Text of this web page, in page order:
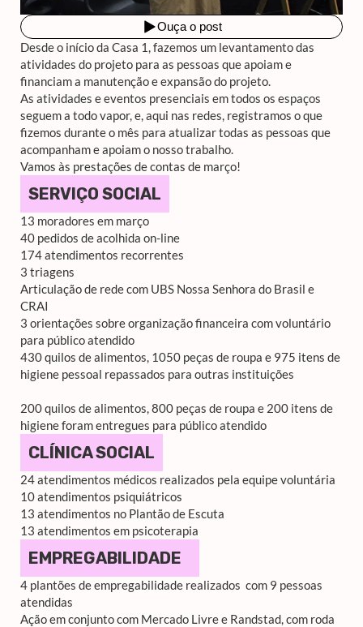
Desde o início da Casa 1, fazemos um levantamento das
atividades do projeto para as pessoas que apoiam e
financiam a manutenção e expansão do projeto.
As atividades e eventos presenciais em todos os espaços
seguem a todo vapor, e, aqui nas redes, registramos o que
fizemos durante o mês para atualizar todas as pessoas que
acompanham e apoiam o nosso trabalho.
Vamos às prestações de contas de março!
SERVIÇO SOCIAL
13 moradores em março
40 pedidos de acolhida on-line
174 atendimentos recorrentes
3 triagens
Articulação de rede com UBS Nossa Senhora do Brasil e
CRAI
3 orientações sobre organização financeira com voluntário
para público atendido
430 quilos de alimentos, 1050 peças de roupa e 975 itens de
higiene pessoal repassados para outras instituições
200 quilos de alimentos, 800 peças de roupa e 200 itens de
higiene foram entregues para público atendido
CLÍNICA SOCIAL
24 atendimentos médicos realizados pela equipe voluntária
10 atendimentos psiquiátricos
13 atendimentos no Plantão de Escuta
13 atendimentos em psicoterapia
EMPREGABILIDADE
4 plantões de empregabilidade realizados com 9 pessoas
atendidas
Ação em conjunto com Mercado Livre e Randstad, com roda